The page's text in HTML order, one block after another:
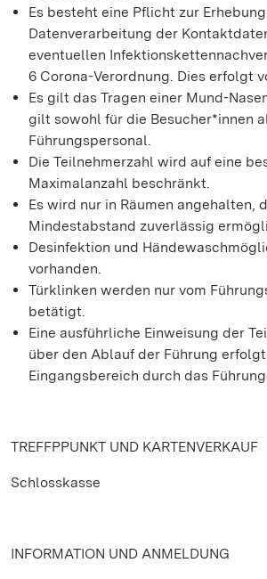
Es besteht eine Pflicht zur
Datenverarbeitung der
eventuellen
6 Corona-Verordnung. Dies erfolgt
Es gilt das Tragen einer Mund-
gilt sowohl für die Besucher*innen
Führungspersonal.
Die Teilnehmerzahl wird auf eine
Maximalanzahl beschränkt.
Es wird nur in Räumen angehalten,
Mindestabstand zuverlässig
Desinfektion und
vorhanden.
Türklinken werden nur vom
betätigt.
Eine ausführliche Einweisung der
über den Ablauf der Führung
Eingangsbereich durch das
TREFFPPUNKT UND KARTENVERKAUF
Schlosskasse
INFORMATION UND ANMELDUNG